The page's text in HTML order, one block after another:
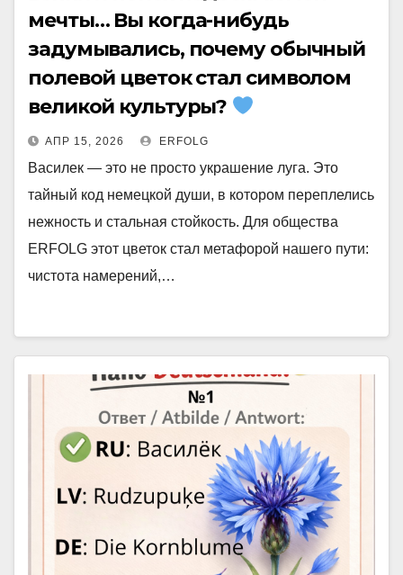
мечты… Вы когда-нибудь
задумывались, почему обычный
полевой цветок стал символом
великой культуры?
АПР 15, 2026 ERFOLG
Василек — это не просто украшение луга. Это
тайный код немецкой души, в котором переплелись
нежность и стальная стойкость. Для общества
ERFOLG этот цветок стал метафорой нашего пути:
чистота намерений,…